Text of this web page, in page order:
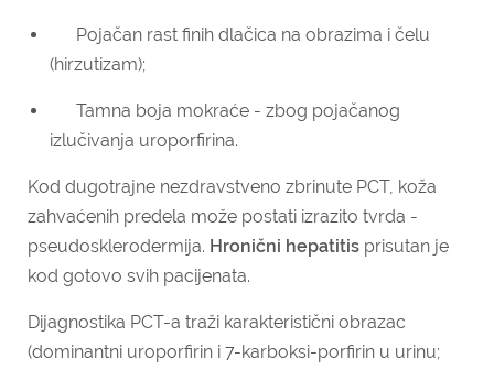
Pojačan rast finih dlačica na obrazima i čelu
(hirzutizam);
Tamna boja mokraće - zbog pojačanog
izlučivanja uroporfirina.
Kod dugotrajne nezdravstveno zbrinute PCT, koža
zahvaćenih predela može postati izrazito tvrda -
pseudosklerodermija. Hronični hepatitis prisutan je
kod gotovo svih pacijenata.
Dijagnostika PCT-a traži karakteristični obrazac
(dominantni uroporfirin i 7-karboksi-porfirin u urinu;